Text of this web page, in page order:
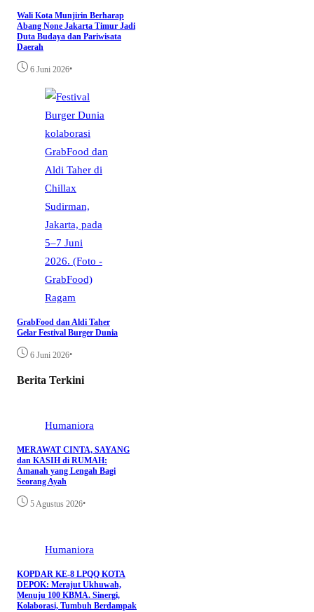
Wali Kota Munjirin Berharap
Abang None Jakarta Timur Jadi
Duta Budaya dan Pariwisata
Daerah
6 Juni 2026•
Ragam
GrabFood dan Aldi Taher
Gelar Festival Burger Dunia
6 Juni 2026•
Berita Terkini
Humaniora
MERAWAT CINTA, SAYANG
dan KASIH di RUMAH:
Amanah yang Lengah Bagi
Seorang Ayah
5 Agustus 2026•
Humaniora
KOPDAR KE-8 LPQQ KOTA
DEPOK: Merajut Ukhuwah,
Menuju 100 KBMA. Sinergi,
Kolaborasi, Tumbuh Berdampak